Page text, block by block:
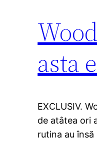
asta
EXCLUSIV.
de atâtea ori
rutina au